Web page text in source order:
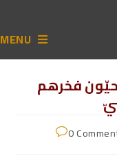
MENU
فخرهم
0